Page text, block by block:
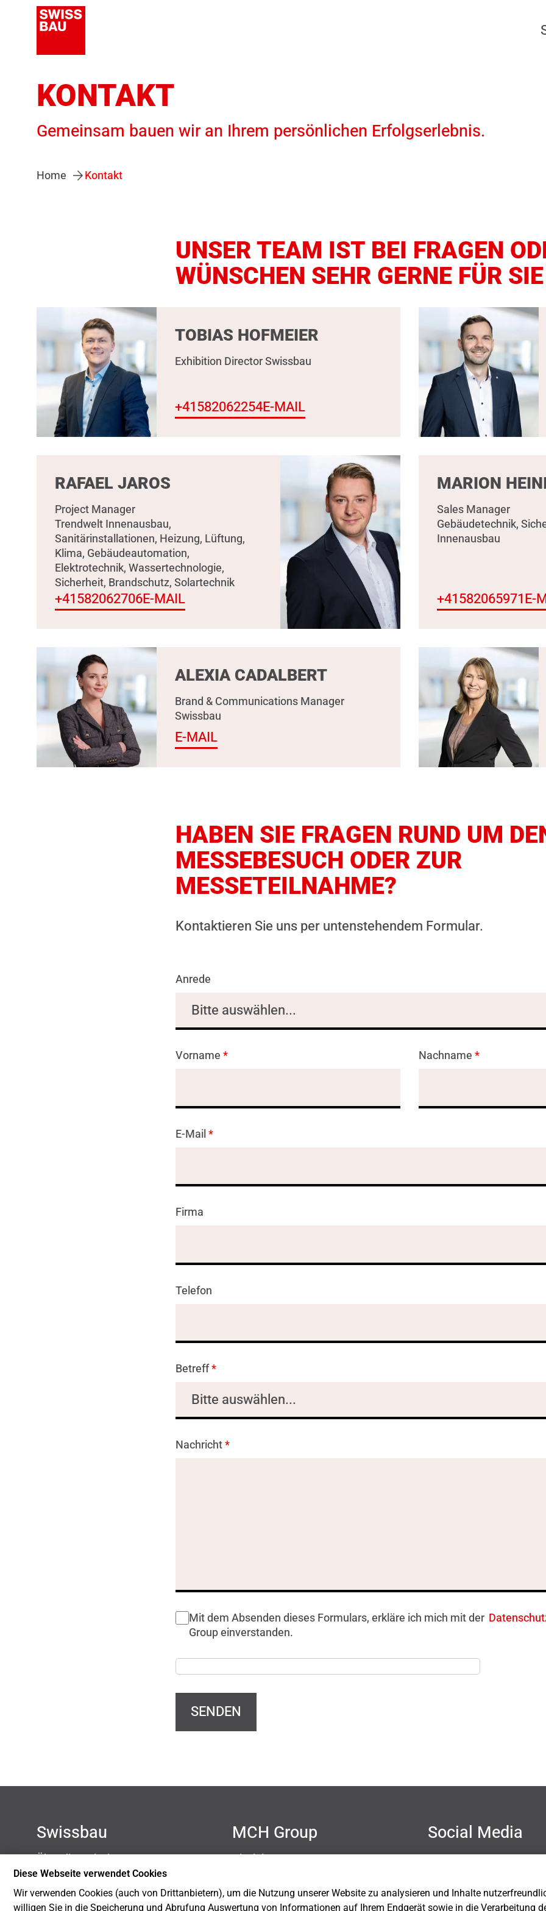
KONTAKT
Gemeinsam bauen wir an Ihrem persönlichen Erfolgserlebnis.
Home Kontakt
UNSER TEAM IST BEI FRAGEN
WÜNSCHEN SEHR GERNE FÜR
TOBIAS HOFMEIER
Exhibition Director Swissbau
+41582062254E-MAIL
RAFAEL JAROS
Project Manager
Trendwelt Innenausbau,
Sanitärinstallationen, Heizung, Lüftung,
Klima, Gebäudeautomation,
Elektrotechnik, Wassertechnologie,
Sicherheit, Brandschutz, Solartechnik
+41582062706E-MAIL
MARION
Sales Manager
Gebäudetechnik,
Innenausbau
+41582065971 E-
ALEXIA CADALBERT
Brand & Communications Manager
Swissbau
E-MAIL
HABEN SIE FRAGEN RUND UM
MESSEBESUCH ODER ZUR
MESSETEILNAHME?
Kontaktieren Sie uns per untenstehendem Formular.
Anrede
Vorname * Nachname *
E-Mail *
Firma
Telefon
Betreff*
Nachricht *
Mit dem Absenden dieses Formulars, erkläre ich mich mit der
Group einverstanden.
SENDEN
Swissbau
Kontakt
Newsletter
Blog
MCH Group
Impressum
Cookie-Einstellungen
Social Media
Diese Webseite verwendet Cookies
Wir verwenden Cookies (auch von Drittanbietern), um die Nutzung unserer Website zu analysieren und Inhalte
willigen Sie in die Speicherung und Abrufung Auswertung von Informationen auf Ihrem Endgerät sowie in die Verarbeitung